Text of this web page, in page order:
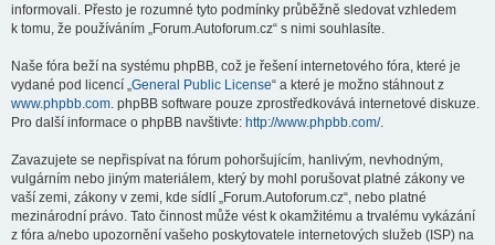
informovali. Přesto je rozumné tyto podmínky průběžně sledovat vzhledem
k tomu, že používáním „Forum.Autoforum.cz“ s nimi souhlasíte.
Naše fóra beží na systému phpBB, což je řešení internetového fóra, které je
vydané pod licencí „General Public License“ a které je možno stáhnout z
www.phpbb.com. phpBB software pouze zprostředkovává internetové diskuze.
Pro další informace o phpBB navštivte: http://www.phpbb.com/.
Zavazujete se nepřispívat na fórum pohoršujícím, hanlivým, nevhodným,
vulgárním nebo jiným materiálem, který by mohl porušovat platné zákony ve
vaší zemi, zákony v zemi, kde sídlí „Forum.Autoforum.cz“, nebo platné
mezinárodní právo. Tato činnost může vést k okamžitému a trvalému vykázání
z fóra a/nebo upozornění vašeho poskytovatele internetových služeb (ISP) na